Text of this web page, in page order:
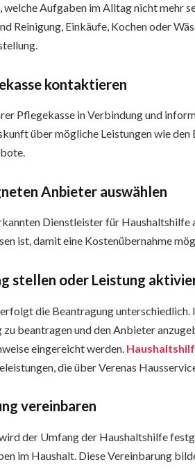
welche Aufgaben im Alltag nicht mehr
Reinigung, Einkäufe, Kochen oder
kontaktieren
Pflegekasse in Verbindung und
über mögliche Leistungen wie
Anbieter auswählen
Dienstleister für
ist, damit eine Kostenübernahme
stellen oder Leistung
die Beantragung unterschiedlich.
beantragen und den Anbieter
eingereicht werden.
die über Verenas
vereinbaren
der Umfang der Haushaltshilfe
im Haushalt. Diese Vereinbarung